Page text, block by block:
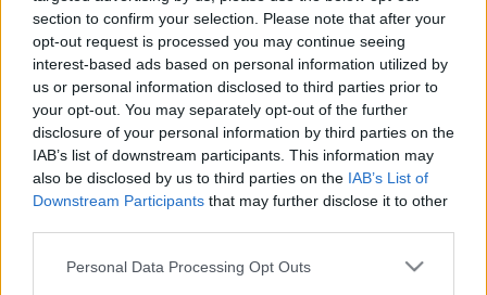
section to confirm your selection. Please note that after your
opt-out request is processed you may continue seeing
interest-based ads based on personal information utilized by
us or personal information disclosed to third parties prior to
your opt-out. You may separately opt-out of the further
disclosure of your personal information by third parties on the
IAB’s list of downstream participants. This information may
also be disclosed by us to third parties on the IAB’s List of
Downstream Participants that may further disclose it to other
Please note that this website/app uses one or more Google
Personal Data Processing Opt Outs
America's Got Talent (a Csillag születik egyik anyja)
új zsűritagja. Sharon Osbourne helyére ül majd be,
és van neki tapasztalata is, hiszen korábban az
ausztrál X-Factorban már kipróbálta magát a
zsűriasztal mögött. A…
Cult - Ne ítélj a pilotból
Chat Géza•2013. február 20.
A sokat sejtető előzetesek után kicsit többre vágyott